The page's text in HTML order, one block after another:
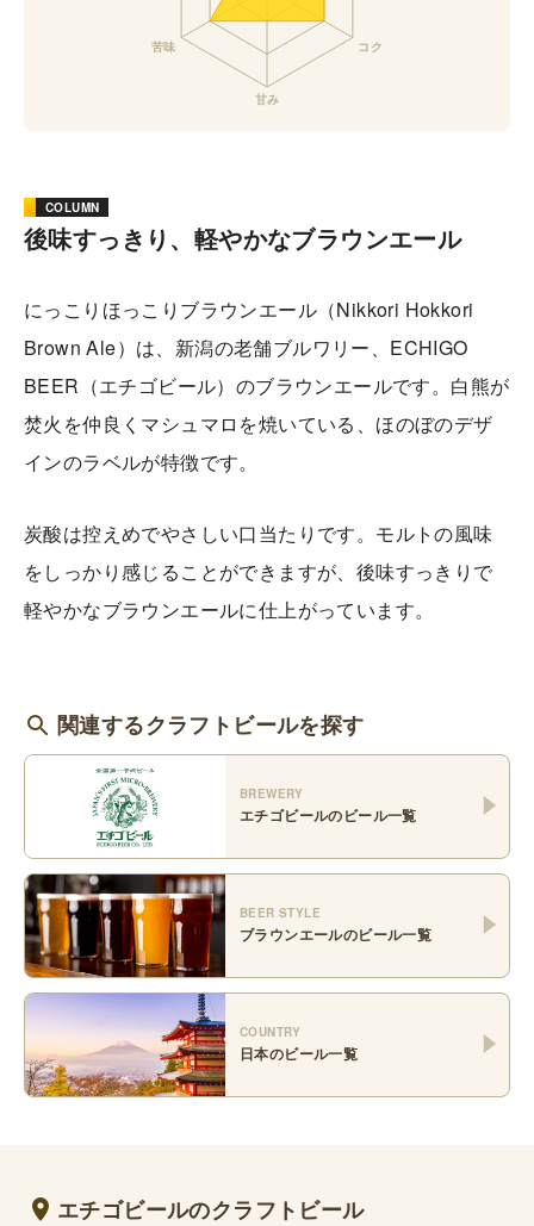
COLUMN
後味すっきり、軽やかなブラウンエール
にっこりほっこりブラウンエール（Nikkori Hokkori
Brown Ale）は、新潟の老舗ブルワリー、ECHIGO
BEER（エチゴビール）のブラウンエールです。白熊が
焚火を仲良くマシュマロを焼いている、ほのぼのデザ
インのラベルが特徴です。
炭酸は控えめでやさしい口当たりです。モルトの風味
をしっかり感じることができますが、後味すっきりで
軽やかなブラウンエールに仕上がっています。
関連するクラフトビールを探す
BREWERY
エチゴビールのビール一覧
BEER STYLE
ブラウンエールのビール一覧
COUNTRY
日本のビール一覧
エチゴビールのクラフトビール